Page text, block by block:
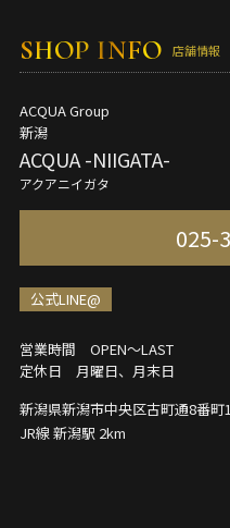
SHOP INFO 店舗情報
ACQUA Group
新潟
ACQUA -NIIGATA-
アクアニイガタ
025-
公式LINE@
営業時間 OPEN～LAST
定休日 月曜日、月末日
新潟県新潟市中央区古町通8番町
JR線 新潟駅 2km